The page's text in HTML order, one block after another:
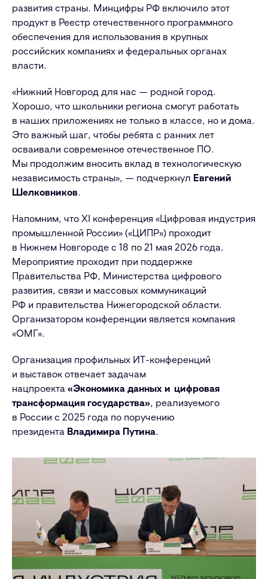
развития страны. Минцифры РФ включило этот
продукт в Реестр отечественного программного
обеспечения для использования в крупных
российских компаниях и федеральных органах
власти.
«Нижний Новгород для нас — родной город.
Хорошо, что школьники региона смогут работать
в наших приложениях не только в классе, но и дома.
Это важный шаг, чтобы ребята с ранних лет
осваивали современное отечественное ПО.
Мы продолжим вносить вклад в технологическую
независимость страны», — подчеркнул Евгений
Шелковников.
Напомним, что XI конференция «Цифровая индустрия
промышленной России» («ЦИПР») проходит
в Нижнем Новгороде с 18 по 21 мая 2026 года.
Мероприятие проходит при поддержке
Правительства РФ, Министерства цифрового
развития, связи и массовых коммуникаций
РФ и правительства Нижегородской области.
Организатором конференции является компания
«ОМГ».
Организация профильных ИТ-конференций
и выставок отвечает задачам
нацпроекта «Экономика данных и цифровая
трансформация государства», реализуемого
в России с 2025 года по поручению
президента Владимира Путина.